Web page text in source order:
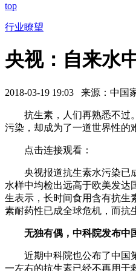
top
行业瞭望
央视：自来水
2018-03-19 19:03 来源：中国
抗生素，人们再熟悉不过。
污染，却成为了一道世界性的
点击连接观看：
央视报道抗生素水污染已成
水样中均检出远高于欧美发达
生表示，长时间食用含有抗生
素耐药性已成全球危机，而抗
无独有偶，中科院发布中
近期中科院也公布了中国第
一左右的抗生素已经不再用于